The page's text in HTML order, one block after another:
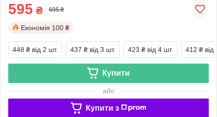
595 ₴ 695 ₴
Економія 100 ₴
448 ₴ від 2 шт. 437 ₴ від 3 шт. 423 ₴ від 4 шт. 412 ₴ від
Купити
або
Купити з